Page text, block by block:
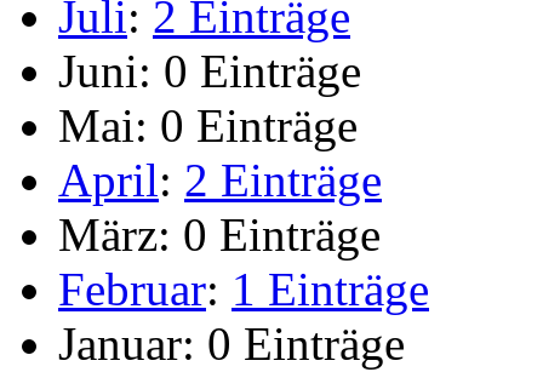
Juli: 2 Einträge
Juni: 0 Einträge
Mai: 0 Einträge
April: 2 Einträge
März: 0 Einträge
Februar: 1 Einträge
Januar: 0 Einträge